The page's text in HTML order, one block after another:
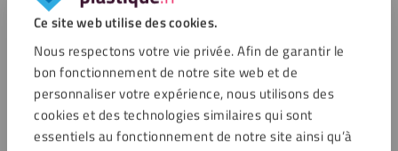
Ce site web utilise des cookies.
Nous respectons votre vie privée. Afin de garantir le
bon fonctionnement de notre site web et de
personnaliser votre expérience, nous utilisons des
cookies et des technologies similaires qui sont
essentiels au fonctionnement de notre site ainsi qu’à